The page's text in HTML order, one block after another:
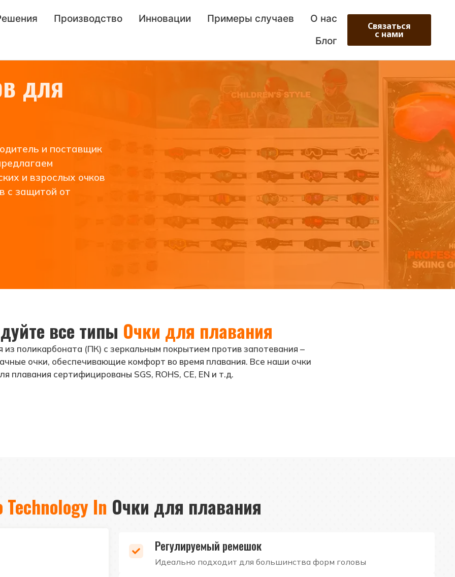
Производство Инновации Примеры случаев
О нас
Блог
Связаться
с нами
для
и поставщик
и взрослых очков
с защитой от
все типы Очки для плавания
из поликарбоната (ПК) с зеркальным покрытием против запотевания –
очки, обеспечивающие комфорт во время плавания. Все наши очки
плавания сертифицированы SGS, ROHS, CE, EN и т.д.
Technology In Очки для плавания
Регулируемый ремешок
Идеально подходит для большинства форм головы